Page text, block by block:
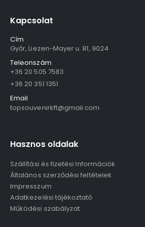
Kapcsolat
Cím
Győr, Liezen-Mayer u. 81, 9024
Teleonszám
+36 20 505 7583
+36 20 351 1351
Email
topsouvenirkft@gmail.com
Hasznos oldalak
Szállítási és fizetési Információk
Általános szerződési feltételek
Impresszum
Adatkezelési tájékoztató
Működési szabályzat